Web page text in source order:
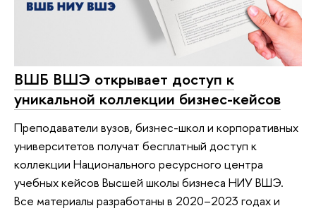
ВШБ ВШЭ открывает доступ к
уникальной коллекции бизнес-кейсов
Преподаватели вузов, бизнес-школ и корпоративных
университетов получат бесплатный доступ к
коллекции Национального ресурсного центра
учебных кейсов Высшей школы бизнеса НИУ ВШЭ.
Все материалы разработаны в 2020–2023 годах и